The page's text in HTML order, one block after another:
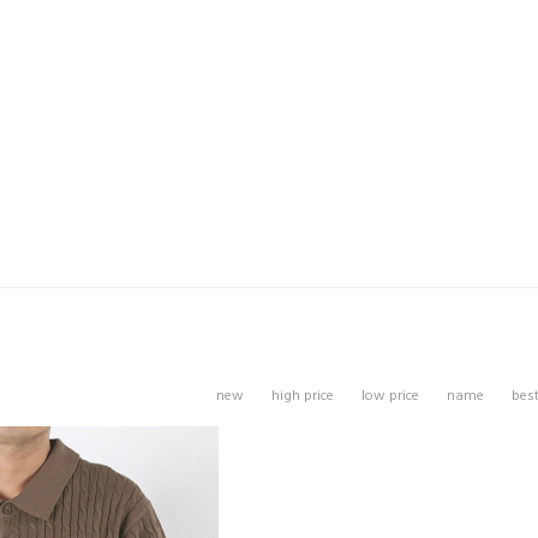
new high price low price name best